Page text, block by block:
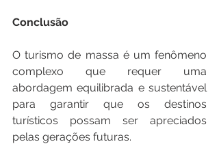
Conclusão
O turismo de massa é um fenômeno
complexo que requer uma
abordagem equilibrada e sustentável
para garantir que os destinos
turísticos possam ser apreciados
pelas gerações futuras.